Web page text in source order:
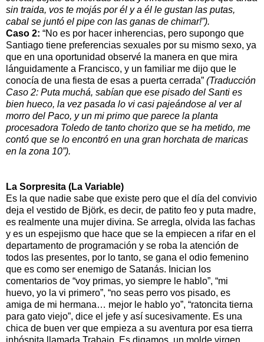
sin traida, vos te mojás por él y a él le gustan las putas,
cabal se juntó el pipe con las ganas de chimar!”).
Caso 2: “No es por hacer inherencias, pero supongo que
Santiago tiene preferencias sexuales por su mismo sexo, ya
que en una oportunidad observé la manera en que mira
lánguidamente a Francisco, y un familiar me dijo que le
conocía de una fiesta de esas a puerta cerrada” (Traducción
Caso 2: Puta muchá, sabían que ese pisado del Santi es
bien hueco, la vez pasada lo vi casi pajeándose al ver al
morro del Paco, y un mi primo que parece la planta
procesadora Toledo de tanto chorizo que se ha metido, me
contó que se lo encontró en una gran horchata de maricas
en la zona 10”).
La Sorpresita (La Variable)
Es la que nadie sabe que existe pero que el día del convivio
deja el vestido de Björk, es decir, de patito feo y puta madre,
es realmente una mujer divina. Se arregla, olvida las fachas
y es un espejismo que hace que se la empiecen a rifar en el
departamento de programación y se roba la atención de
todos las presentes, por lo tanto, se gana el odio femenino
que es como ser enemigo de Satanás. Inician los
comentarios de “voy primas, yo siempre le hablo”, “mi
huevo, yo la vi primero”, “no seas perro vos pisado, es
amiga de mi hermana… mejor le hablo yo”, “ratoncita tierna
para gato viejo”, dice el jefe y así sucesivamente. Es una
chica de buen ver que empieza a su aventura por esa tierra
inhóspita llamada Trabajo. Es digamos, un molde virgen.